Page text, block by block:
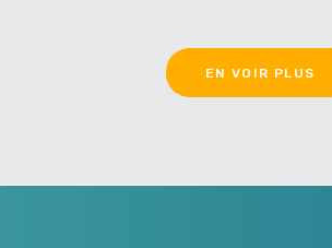
EN VOIR PLUS